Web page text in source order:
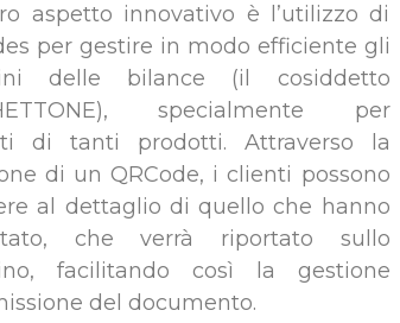
aspetto innovativo è l’utilizzo di
per gestire in modo efficiente gli
delle bilance (il cosiddetto
specialmente per
di tanti prodotti. Attraverso la
di un QRCode, i clienti possono
al dettaglio di quello che hanno
che verrà riportato sullo
facilitando così la gestione
del documento.